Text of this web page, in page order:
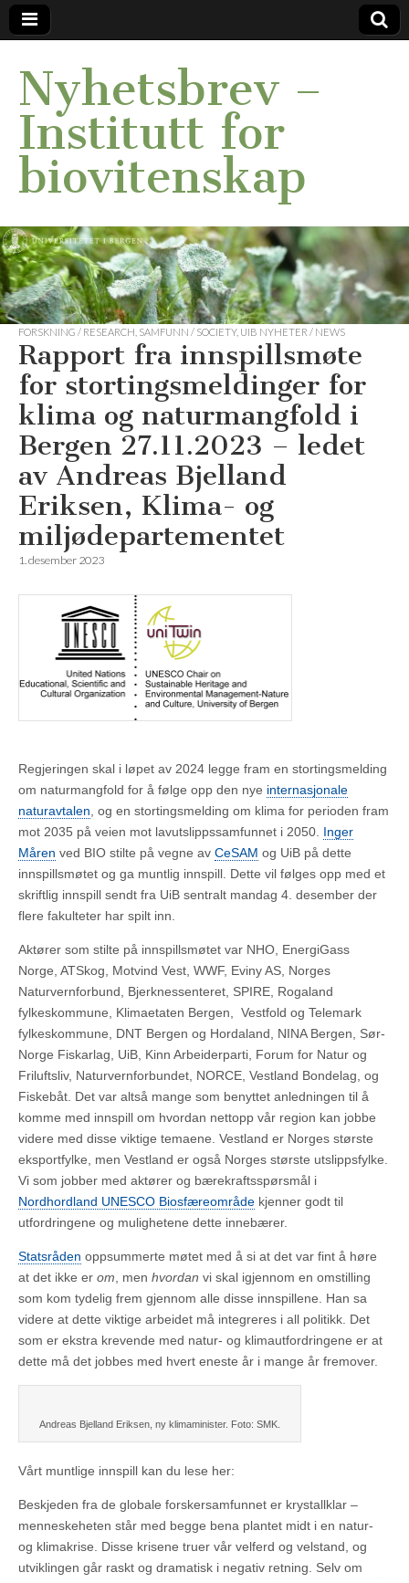
Nyhetsbrev –
Institutt for
biovitenskap
FORSKNING / RESEARCH SAMFUNN / SOCIETY, UIB NYHETER / NEWS
Rapport fra innspillsmøte
for stortingsmeldinger for
klima og naturmangfold i
Bergen 27.11.2023 – ledet
av Andreas Bjelland
Eriksen, Klima- og
miljødepartementet
1. desember 2023
Regjeringen skal i løpet av 2024 legge fram en stortingsmelding
om naturmangfold for å følge opp den nye internasjonale
naturavtalen , og en stortingsmelding om klima for perioden fram
mot 2035 på veien mot lavutslippssamfunnet i 2050. Inger
Måren ved BIO stilte på vegne av CeSAM og UiB på dette
innspillsmøtet og ga muntlig innspill. Dette vil følges opp med et
skriftlig innspill sendt fra UiB sentralt mandag 4. desember der
flere fakulteter har spilt inn.
Aktører som stilte på innspillsmøtet var NHO, EnergiGass
Norge, ATSkog, Motvind Vest, WWF, Eviny AS, Norges
Naturvernforbund, Bjerknessenteret, SPIRE, Rogaland
fylkeskommune, Klimaetaten Bergen, Vestfold og Telemark
fylkeskommune, DNT Bergen og Hordaland, NINA Bergen, Sør-
Norge Fiskarlag, UiB, Kinn Arbeiderparti, Forum for Natur og
Friluftsliv, Naturvernforbundet, NORCE, Vestland Bondelag, og
Fiskebåt. Det var altså mange som benyttet anledningen til å
komme med innspill om hvordan nettopp vår region kan jobbe
videre med disse viktige temaene. Vestland er Norges største
eksportfylke, men Vestland er også Norges største utslippsfylke.
Vi som jobber med aktører og bærekraftsspørsmål i
Nordhordland UNESCO Biosfæreområde kjenner godt til
utfordringene og mulighetene dette innebærer.
Statsråden oppsummerte møtet med å si at det var fint å høre
at det ikke er om , men hvordan vi skal igjennom en omstilling
som kom tydelig frem gjennom alle disse innspillene. Han sa
videre at dette viktige arbeidet må integreres i all politikk. Det
som er ekstra krevende med natur- og klimautfordringene er at
dette må det jobbes med hvert eneste år i mange år fremover.
Andreas Bjelland Eriksen, ny klimaminister. Foto: SMK.
Vårt muntlige innspill kan du lese her:
Beskjeden fra de globale forskersamfunnet er krystallklar –
menneskeheten står med begge bena plantet midt i en natur-
og klimakrise. Disse krisene truer vår velferd og velstand, og
utviklingen går raskt og dramatisk i negativ retning. Selv om